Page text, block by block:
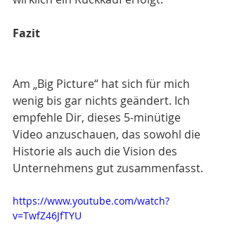
Fazit
Am „Big Picture“ hat sich für mich
wenig bis gar nichts geändert. Ich
empfehle Dir, dieses 5-minütige
Video anzuschauen, das sowohl die
Historie als auch die Vision des
Unternehmens gut zusammenfasst.
https://www.youtube.com/watch?
v=TwfZ46JfTYU